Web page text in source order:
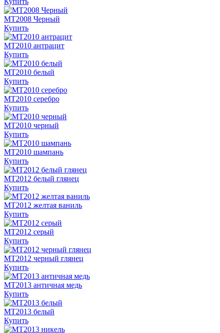
MT2008 Черный
Купить
MT2010 антрацит
Купить
MT2010 белый
Купить
MT2010 серебро
Купить
MT2010 черный
Купить
MT2010 шампань
Купить
MT2012 белый глянец
Купить
MT2012 желтая ваниль
Купить
MT2012 серый
Купить
MT2012 черный глянец
Купить
MT2013 античная медь
Купить
MT2013 белый
Купить